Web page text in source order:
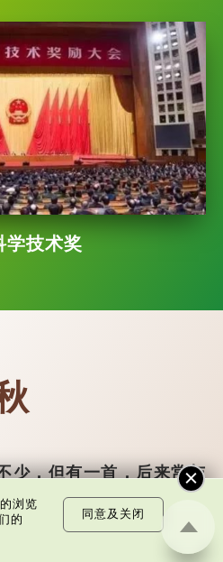
学技术奖
，但有一首，后来常与
系。你知道是哪一首吗？
立秋》：
浏览
的
同意及关闭